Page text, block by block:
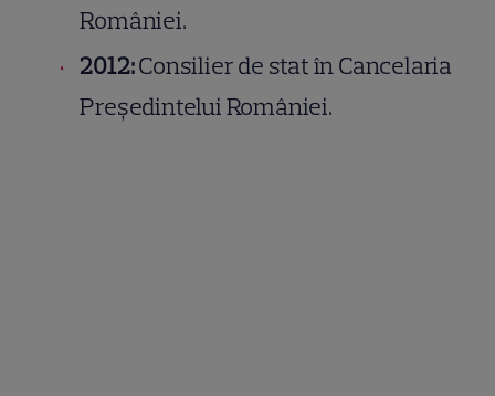
României.
2012:Consilier de stat în Cancelaria
Președintelui României.